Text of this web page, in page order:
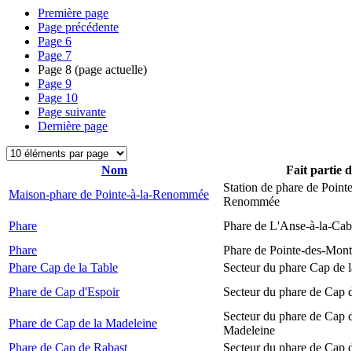
Première page
Page précédente
Page 6
Page 7
Page 8 (page actuelle)
Page 9
Page 10
Page suivante
Dernière page
Nom
Fait partie
Maison-phare de Pointe-à-la-Renommée
Station de phare de
Renommée
Phare
Phare de L'Anse-à-la-
Phare
Phare de Pointe-des-
Phare Cap de la Table
Secteur du phare Cap de
Phare de Cap d'Espoir
Secteur du phare de Cap
Phare de Cap de la Madeleine
Secteur du phare de Cap
Madeleine
Phare de Cap de Rabast
Secteur du phare de Cap